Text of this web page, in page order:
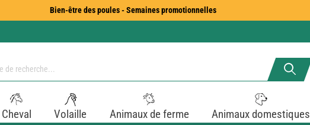
Bien-être des poules - Semaines promotionnelles
Cheval Volaille Animaux de ferme Animaux domestiques